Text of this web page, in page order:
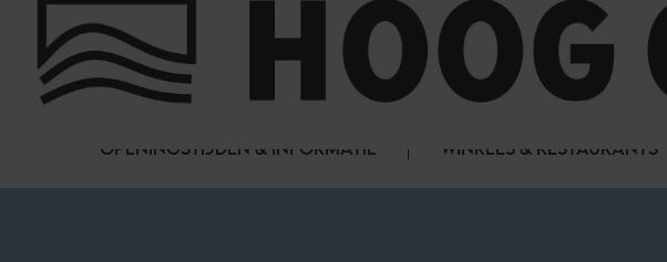
FAQ
HET WINKELCENTRUM
OPENINGSTIJDEN & INFORMATIE WINKELS & RESTAURANTS